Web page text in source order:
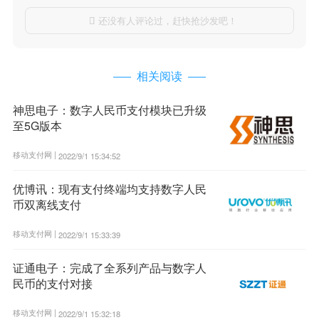
 还没有人评论过，赶快抢沙发吧！
相关阅读
神思电子：数字人民币支付模块已升级
至5G版本
移动支付网 | 2022/9/1 15:34:52
优博讯：现有支付终端均支持数字人民
币双离线支付
移动支付网 | 2022/9/1 15:33:39
证通电子：完成了全系列产品与数字人
民币的支付对接
移动支付网 | 2022/9/1 15:32:18